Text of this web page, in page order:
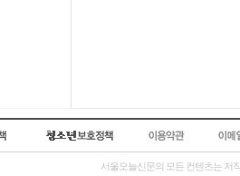
서울오늘신문의 모든 컨텐츠는 저